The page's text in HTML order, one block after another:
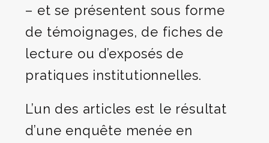
– et se présentent sous forme
de témoignages, de fiches de
lecture ou d’exposés de
pratiques institutionnelles.
L’un des articles est le résultat
d’une enquête menée en